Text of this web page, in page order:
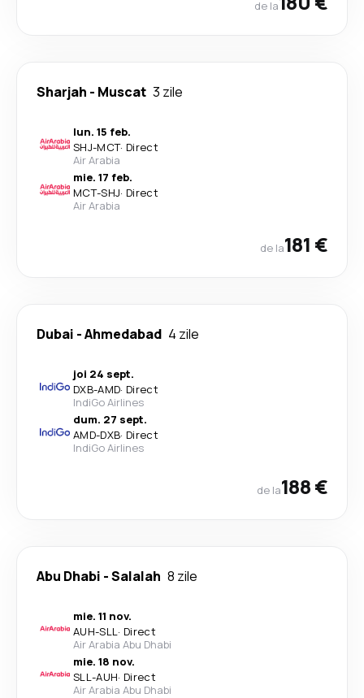
de la
Sharjah - Muscat 3 zile
lun. 15 feb.
SHJ-MCT· Direct
Air Arabia
mie. 17 feb.
MCT-SHJ· Direct
Air Arabia
de la181 €
Dubai -Ahmedabad 4 zile
joi 24 sept.
DXB-AMD· Direct
IndiGo Airlines
dum. 27 sept.
AMD-DXB· Direct
IndiGo Airlines
de la188 €
Abu Dhabi -Salalah 8 zile
mie. 11 nov.
AUH-SLL· Direct
Air Arabia Abu Dhabi
mie. 18 nov.
SLL-AUH· Direct
Air Arabia Abu Dhabi